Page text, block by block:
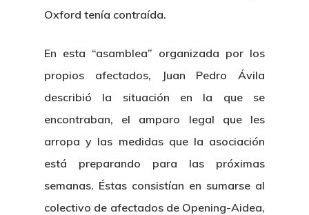
Oxford tenía contraída.
En esta “asamblea” organizada por los
propios afectados, Juan Pedro Ávila
describió la situación en la que se
encontraban, el amparo legal que les
arropa y las medidas que la asociación
está preparando para las próximas
semanas. Éstas consistían en sumarse al
colectivo de afectados de Opening-Aidea,